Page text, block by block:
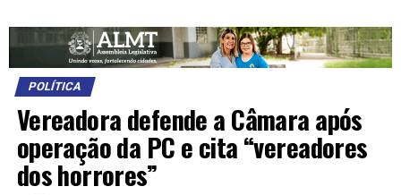
POLÍTICA
Vereadora defende a Câmara após
operação da PC e cita “vereadores
dos horrores”